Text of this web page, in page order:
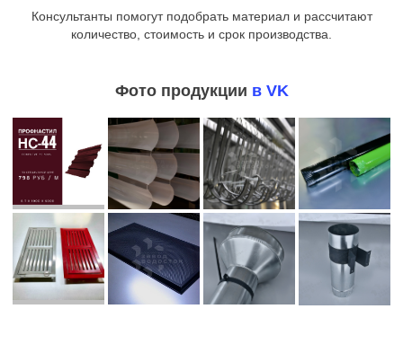
Консультанты помогут подобрать материал и рассчитают
количество, стоимость и срок производства.
Фото продукции в VK